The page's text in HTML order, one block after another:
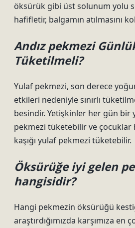
öksürük gibi üst solunum yolu
hafifletir, balgamın atılmasını
Andız pekmezi
Tüketilmeli?
Yulaf pekmezi, son derece
etkileri nedeniyle sınırlı
besindir. Yetişkinler her gün bir
pekmezi tüketebilir ve çocuklar
kaşığı yulaf pekmezi tüketebilir.
Öksürüğe iyi gelen
hangisidir?
Hangi pekmezin öksürüğü
araştırdığımızda karşımıza en